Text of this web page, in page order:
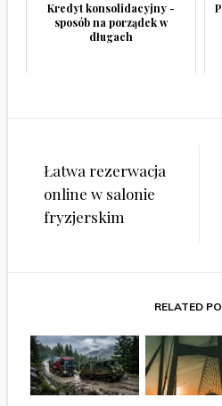
Kredyt konsolidacyjny -
sposób na porządek w
długach
wpisu
Łatwa rezerwacja
online w salonie
fryzjerskim
RELATED